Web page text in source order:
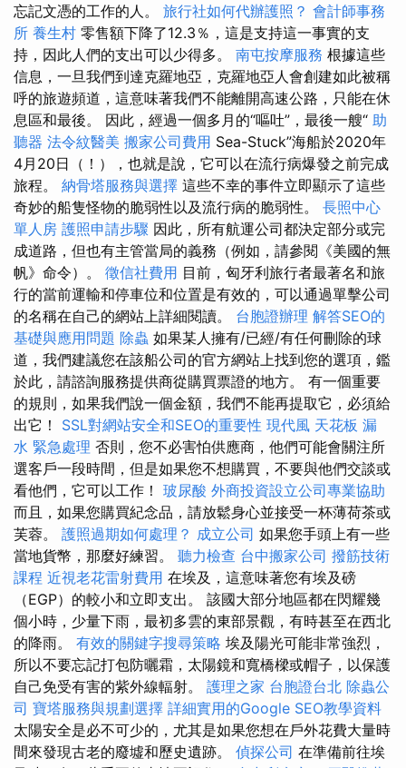
忘記文憑的工作的人。 旅行社如何代辦護照？ 會計師事務
所 養生村 零售額下降了12.3％，這是支持這一事實的支
持，因此人們的支出可以少得多。 南屯按摩服務 根據這些
信息，一旦我們到達克羅地亞，克羅地亞人會創建如此被稱
呼的旅遊頻道，這意味著我們不能離開高速公路，只能在休
息區和最後。 因此，經過一個多月的“嘔吐”，最後一艘“ 助
聽器 法令紋醫美 搬家公司費用 Sea-Stuck”海船於2020年
4月20日（！），也就是說，它可以在流行病爆發之前完成
旅程。 納骨塔服務與選擇 這些不幸的事件立即顯示了這些
奇妙的船隻怪物的脆弱性以及流行病的脆弱性。 長照中心
單人房 護照申請步驟 因此，所有航運公司都決定部分或完
成道路，但也有主管當局的義務（例如，請參閱《美國的無
帆》命令）。 徵信社費用 目前，匈牙利旅行者最著名和旅
行的當前運輸和停車位和位置是有效的，可以通過單擊公司
的名稱在自己的網站上詳細閱讀。 台胞證辦理 解答SEO的
基礎與應用問題 除蟲 如果某人擁有/已經/有任何刪除的球
道，我們建議您在該船公司的官方網站上找到您的選項，鑑
於此，請諮詢服務提供商從購買票證的地方。 有一個重要
的規則，如果我們說一個金額，我們不能再提取它，必須給
出它！ SSL對網站安全和SEO的重要性 現代風 天花板 漏
水 緊急處理 否則，您不必害怕供應商，他們可能會關注所
選客戶一段時間，但是如果您不想購買，不要與他們交談或
看他們，它可以工作！ 玻尿酸 外商投資設立公司專業協助
而且，如果您購買紀念品，請放鬆身心並接受一杯薄荷茶或
芙蓉。 護照過期如何處理？ 成立公司 如果您手頭上有一些
當地貨幣，那麼好練習。 聽力檢查 台中搬家公司 撥筋技術
課程 近視老花雷射費用 在埃及，這意味著您有埃及磅
（EGP）的較小和立即支出。 該國大部分地區都在閃耀幾
個小時，少量下雨，最初多雲的東部景觀，有時甚至在西北
的降雨。 有效的關鍵字搜尋策略 埃及陽光可能非常強烈，
所以不要忘記打包防曬霜，太陽鏡和寬橋樑或帽子，以保護
自己免受有害的紫外線輻射。 護理之家 台胞證台北 除蟲公
司 寶塔服務與規劃選擇 詳細實用的Google SEO教學資料
太陽安全是必不可少的，尤其是如果您想在戶外花費大量時
間來發現古老的廢墟和歷史遺跡。 偵探公司 在準備前往埃